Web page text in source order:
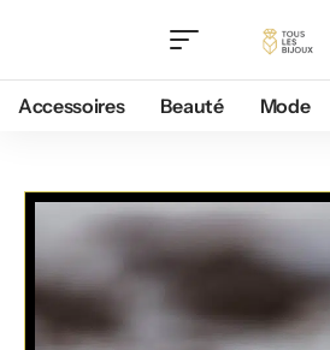
Accessoires Beauté Mode